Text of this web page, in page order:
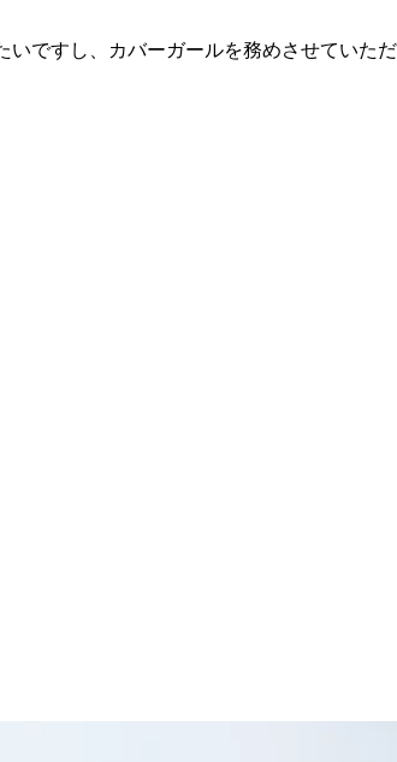
ですし、カバーガールを務めさせていただ